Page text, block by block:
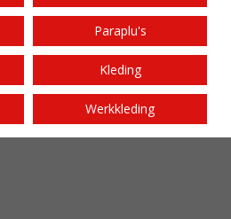
Paraplu's
Kleding
Werkkleding